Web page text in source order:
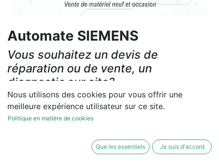
Automate SIEMENS
Vous souhaitez un devis de
réparation ou de vente, un
diagnostic sur site?
Contactez-nous
Les réparations et les ventes sont garanties
Nous utilisons des cookies pour vous offrir une
meilleure expérience utilisateur sur ce site.
Politique en matière de cookies
Que les essentiels Je suis d'accord